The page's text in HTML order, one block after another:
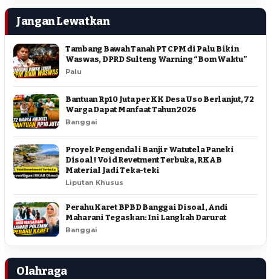
Jangan Lewatkan
Tambang Bawah Tanah PT CPM di Palu Bikin
Waswas, DPRD Sulteng Warning “Bom Waktu”
Palu
Bantuan Rp10 Juta per KK Desa Uso Berlanjut, 72
Warga Dapat Manfaat Tahun 2026
Banggai
Proyek Pengendali Banjir Watutela Paneki
Disoal ! Void Revetment Terbuka, RKAB
Material Jadi Teka-teki
Liputan Khusus
Perahu Karet BPBD Banggai Disoal, Andi
Maharani Tegaskan: Ini Langkah Darurat
Banggai
Olahraga